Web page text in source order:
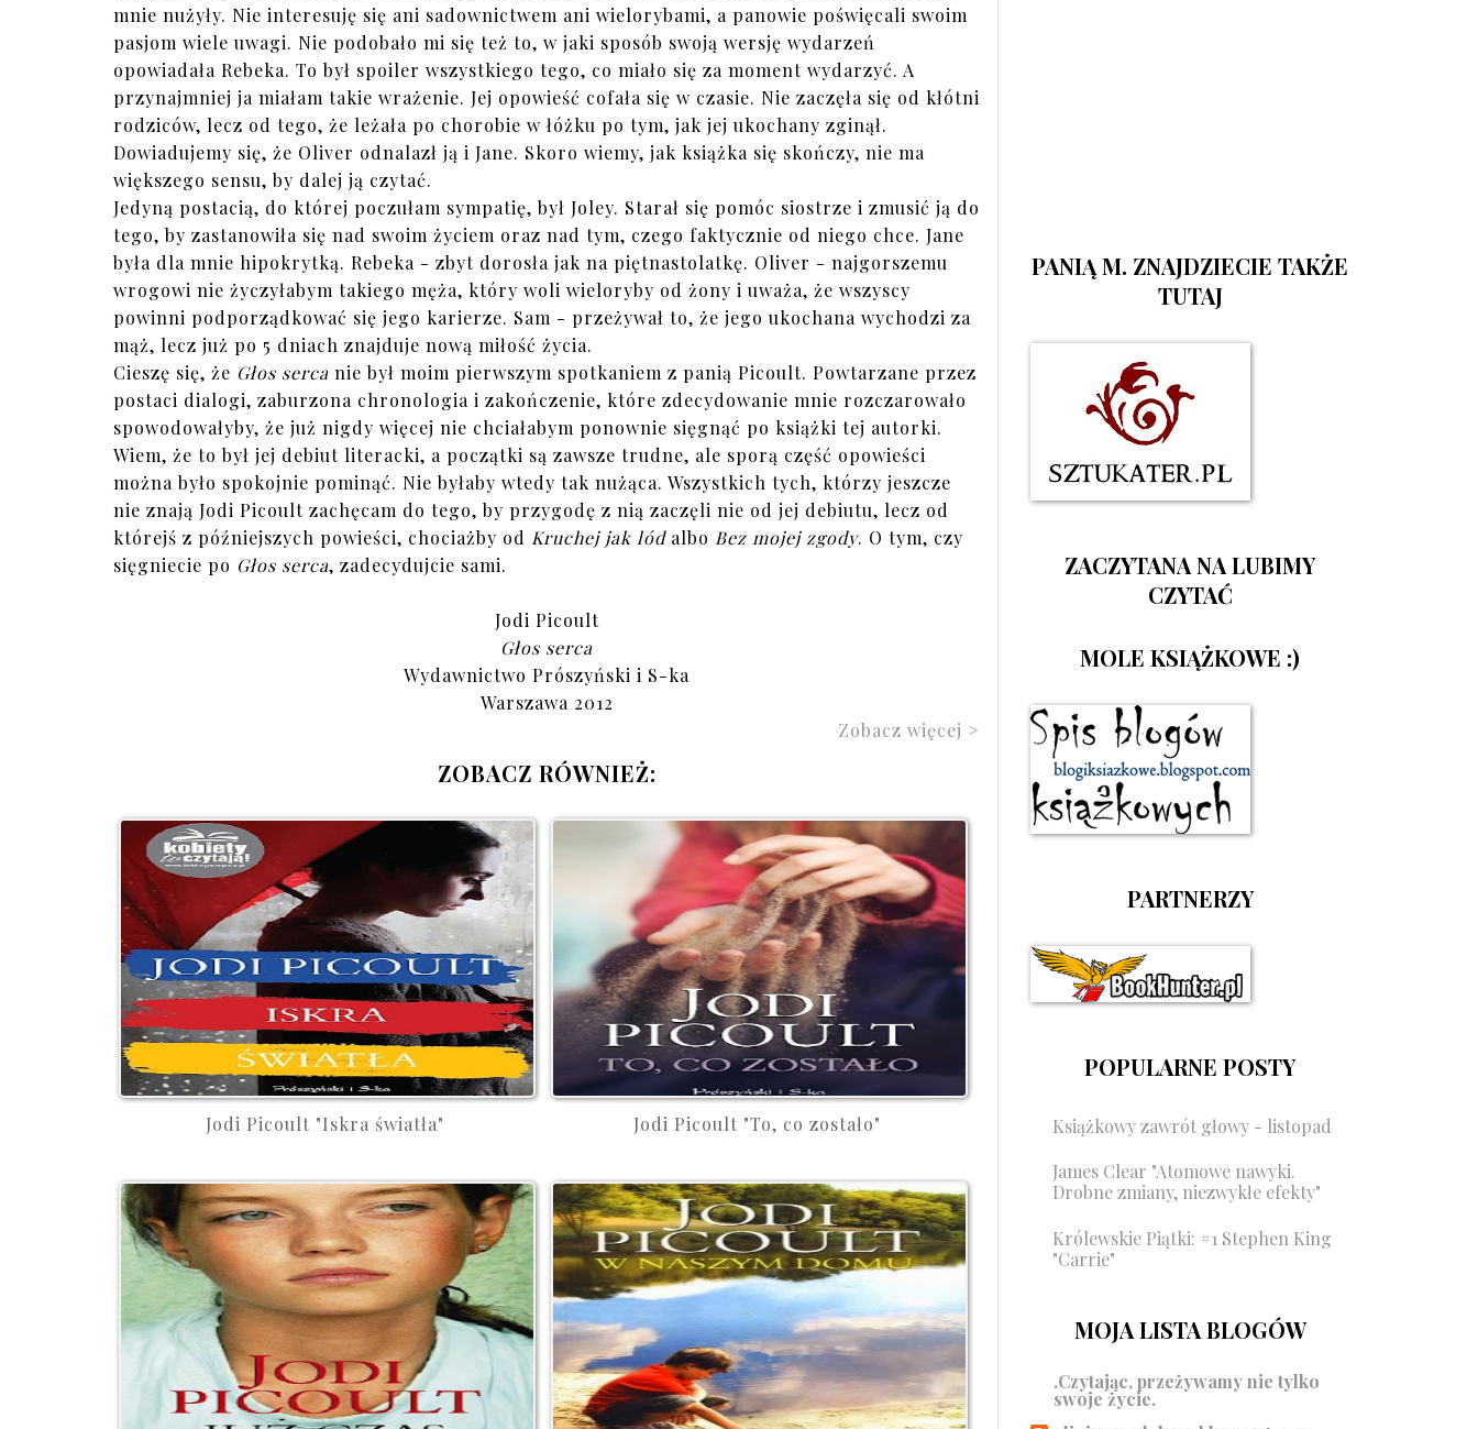
mnie nużyły. Nie interesuję się ani sadownictwem ani wielorybami, a panowie poświęcali swoim
pasjom wiele uwagi. Nie podobało mi się też to, w jaki sposób swoją wersję wydarzeń
opowiadała Rebeka. To był spoiler wszystkiego tego, co miało się za moment wydarzyć. A
przynajmniej ja miałam takie wrażenie. Jej opowieść cofała się w czasie. Nie zaczęła się od kłótni
rodziców, lecz od tego, że leżała po chorobie w łóżku po tym, jak jej ukochany zginął.
Dowiadujemy się, że Oliver odnalazł ją i Jane. Skoro wiemy, jak książka się skończy, nie ma
większego sensu, by dalej ją czytać.
Jedyną postacią, do której poczułam sympatię, był Joley. Starał się pomóc siostrze i zmusić ją do
tego, by zastanowiła się nad swoim życiem oraz nad tym, czego faktycznie od niego chce. Jane
była dla mnie hipokrytką. Rebeka - zbyt dorosła jak na piętnastolatkę. Oliver - najgorszemu
wrogowi nie życzyłabym takiego męża, który woli wieloryby od żony i uważa, że wszyscy
powinni podporządkować się jego karierze. Sam - przeżywał to, że jego ukochana wychodzi za
mąż, lecz już po 5 dniach znajduje nową miłość życia.
Cieszę się, że Głos serca nie był moim pierwszym spotkaniem z panią Picoult. Powtarzane przez
postaci dialogi, zaburzona chronologia i zakończenie, które zdecydowanie mnie rozczarowało
spowodowałyby, że już nigdy więcej nie chciałabym ponownie sięgnąć po książki tej autorki.
Wiem, że to był jej debiut literacki, a początki są zawsze trudne, ale sporą część opowieści
można było spokojnie pominąć. Nie byłaby wtedy tak nużąca. Wszystkich tych, którzy jeszcze
nie znają Jodi Picoult zachęcam do tego, by przygodę z nią zaczęli nie od jej debiutu, lecz od
którejś z późniejszych powieści, chociażby od Kruchej jak lódalbo Bez mojej zgody. O tym, czy
sięgniecie po Głos serca, zadecydujcie sami.
Jodi Picoult
Głos serca
Wydawnictwo Prószyński i S-ka
Warszawa 2012
Zobacz więcej >
ZOBACZ RÓWNIEŻ:
Jodi Picoult "Iskra światła" Jodi Picoult "To, co zostało"
PANIĄ M. ZNAJDZIECIE TAKŻE
TUTAJ
ZACZYTANA NA LUBIMY
CZYTAĆ
MOLE KSIĄŻKOWE :)
PARTNERZY
POPULARNE POSTY
Książkowy zawrót głowy - listopad
James Clear "Atomowe nawyki.
Drobne zmiany, niezwykłe efekty"
Królewskie Piątki: #1 Stephen King
"Carrie"
MOJA LISTA BLOGÓW
.Czytając, przeżywamy nie tylko
swoje życie.